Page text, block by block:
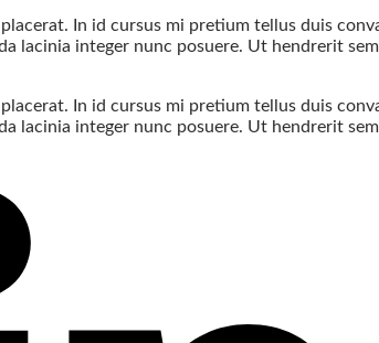
In id cursus mi pretium tellus duis
lacinia integer nunc posuere. Ut hendrerit
In id cursus mi pretium tellus duis
lacinia integer nunc posuere. Ut hendrerit